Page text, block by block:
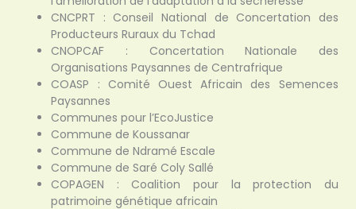
CNCPRT : Conseil National de Concertation des
Producteurs Ruraux du Tchad
CNOPCAF : Concertation Nationale des
Organisations Paysannes de Centrafrique
COASP : Comité Ouest Africain des Semences
Paysannes
Communes pour l’EcoJustice
Commune de Koussanar
Commune de Ndramé Escale
Commune de Saré Coly Sallé
COPAGEN : Coalition pour la protection du
patrimoine génétique africain